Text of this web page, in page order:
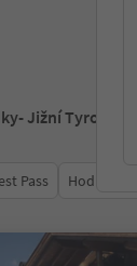
- Jižní Tyrolsko
Pass Hodnocení